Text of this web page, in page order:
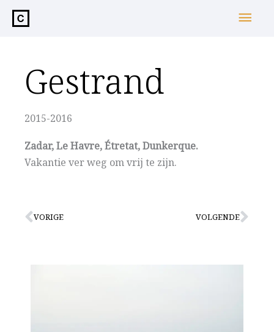
inhoud
Gestrand
2015-2016
Zadar, Le Havre, Étretat, Dunkerque.
Vakantie ver weg om vrij te zijn.
Vorige
VORIGE VOLGENDE